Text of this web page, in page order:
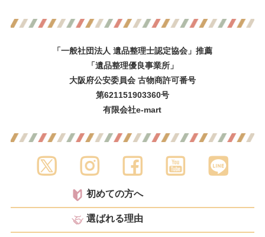
「一般社団法人 遺品整理士認定協会」推薦
「遺品整理優良事業所」
大阪府公安委員会 古物商許可番号
第621151903360号
有限会社e-mart
初めての方へ
選ばれる理由